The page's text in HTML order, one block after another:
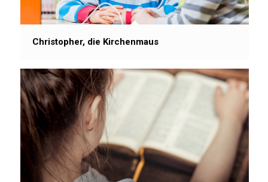
Christopher, die Kirchenmaus